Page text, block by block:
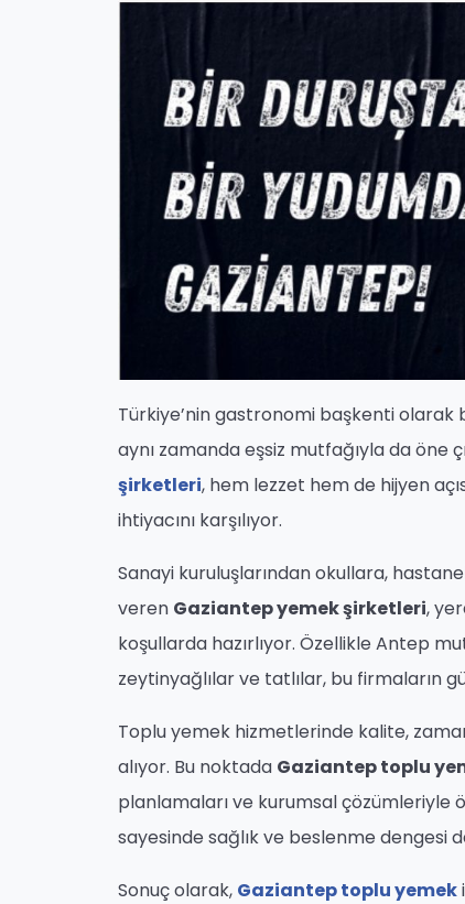
Türkiye’nin gastronomi başkenti
aynı zamanda eşsiz mutfağıyla da öne
şirketleri, hem lezzet hem de hijyen
ihtiyacını karşılıyor.
Sanayi kuruluşlarından okullara,
veren Gaziantep yemek şirketleri,
koşullarda hazırlıyor. Özellikle Antep
zeytinyağlılar ve tatlılar, bu firmaların
Toplu yemek hizmetlerinde kalite,
alıyor. Bu noktada Gaziantep toplu
planlamaları ve kurumsal çözümleriyle
sayesinde sağlık ve beslenme dengesi
Sonuç olarak, Gaziantep toplu yemek